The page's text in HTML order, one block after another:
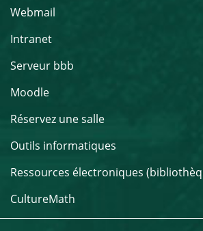
Webmail
Intranet
Serveur bbb
Moodle
Réservez une salle
Outils informatiques
Ressources électroniques
CultureMath